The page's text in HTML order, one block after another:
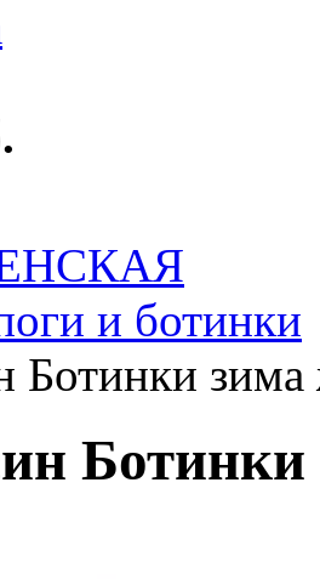
и ботинки
Ботинки